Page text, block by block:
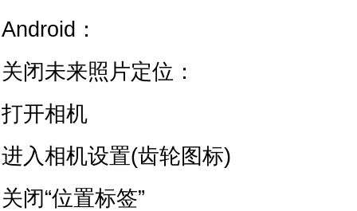
Android：
关闭未来照片定位：
打开相机
进入相机设置(齿轮图标)
关闭“位置标签”